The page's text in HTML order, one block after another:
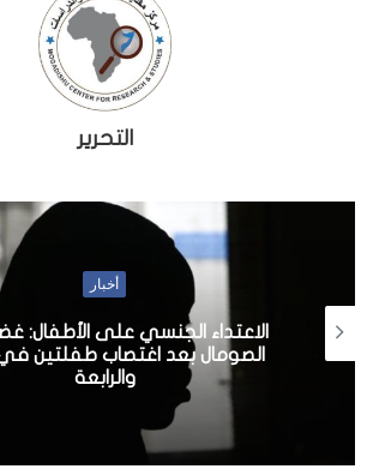
التحرير
أخبار
الاعتداء الجنسي على
الصومال بعد اغتصاب طفلتين في
والرابعة